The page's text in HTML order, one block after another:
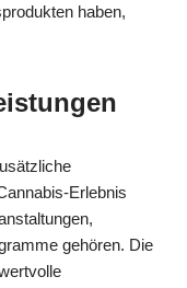
haben,
Erlebnis
gehören. Die